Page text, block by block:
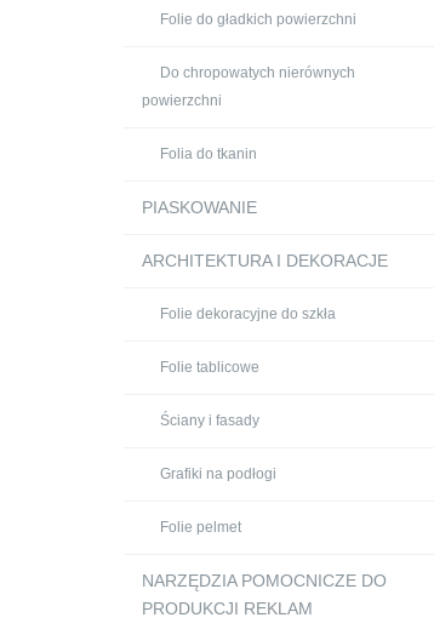
Folie do gładkich powierzchni
Do chropowatych nierównych
powierzchni
Folia do tkanin
PIASKOWANIE
ARCHITEKTURA I DEKORACJE
Folie dekoracyjne do szkła
Folie tablicowe
Ściany i fasady
Grafiki na podłogi
Folie pelmet
NARZĘDZIA POMOCNICZE DO
PRODUKCJI REKLAM